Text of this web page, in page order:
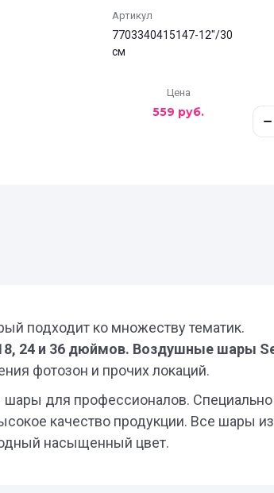
Артикул
7703340415147-12"/30
см
Цена
559 руб.
подходит ко множеству тематик.
24 и 36 дюймов. Воздушные шары
фотозон и прочих локаций.
шары для профессионалов.
качество продукции. Все шары
насыщенный цвет.